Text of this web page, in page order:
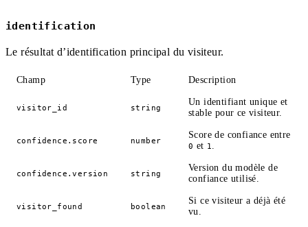
identification
Le résultat d’identification principal du visiteur.
Champ Type Description
visitor_id string
Un identifiant unique et
stable pour ce visiteur.
confidence.score number
Score de confiance entre
0 et 1
confidence.version string
Version du modèle de
confiance utilisé.
visitor_found boolean
Si ce visiteur a déjà été
vu.